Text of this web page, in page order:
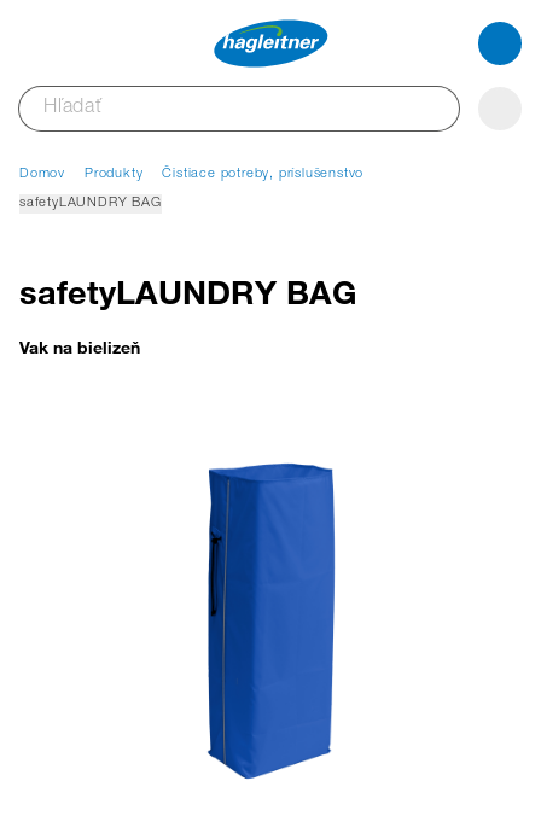
Domov Produkty Čistiace potreby, príslušenstvo
safetyLAUNDRY BAG
safetyLAUNDRY BAG
Vak na bielizeň